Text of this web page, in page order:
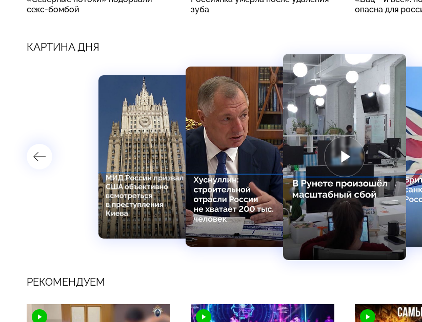
секс-бомбой
зуба
опасна для
КАРТИНА ДНЯ
РЕКОМЕНДУЕМ